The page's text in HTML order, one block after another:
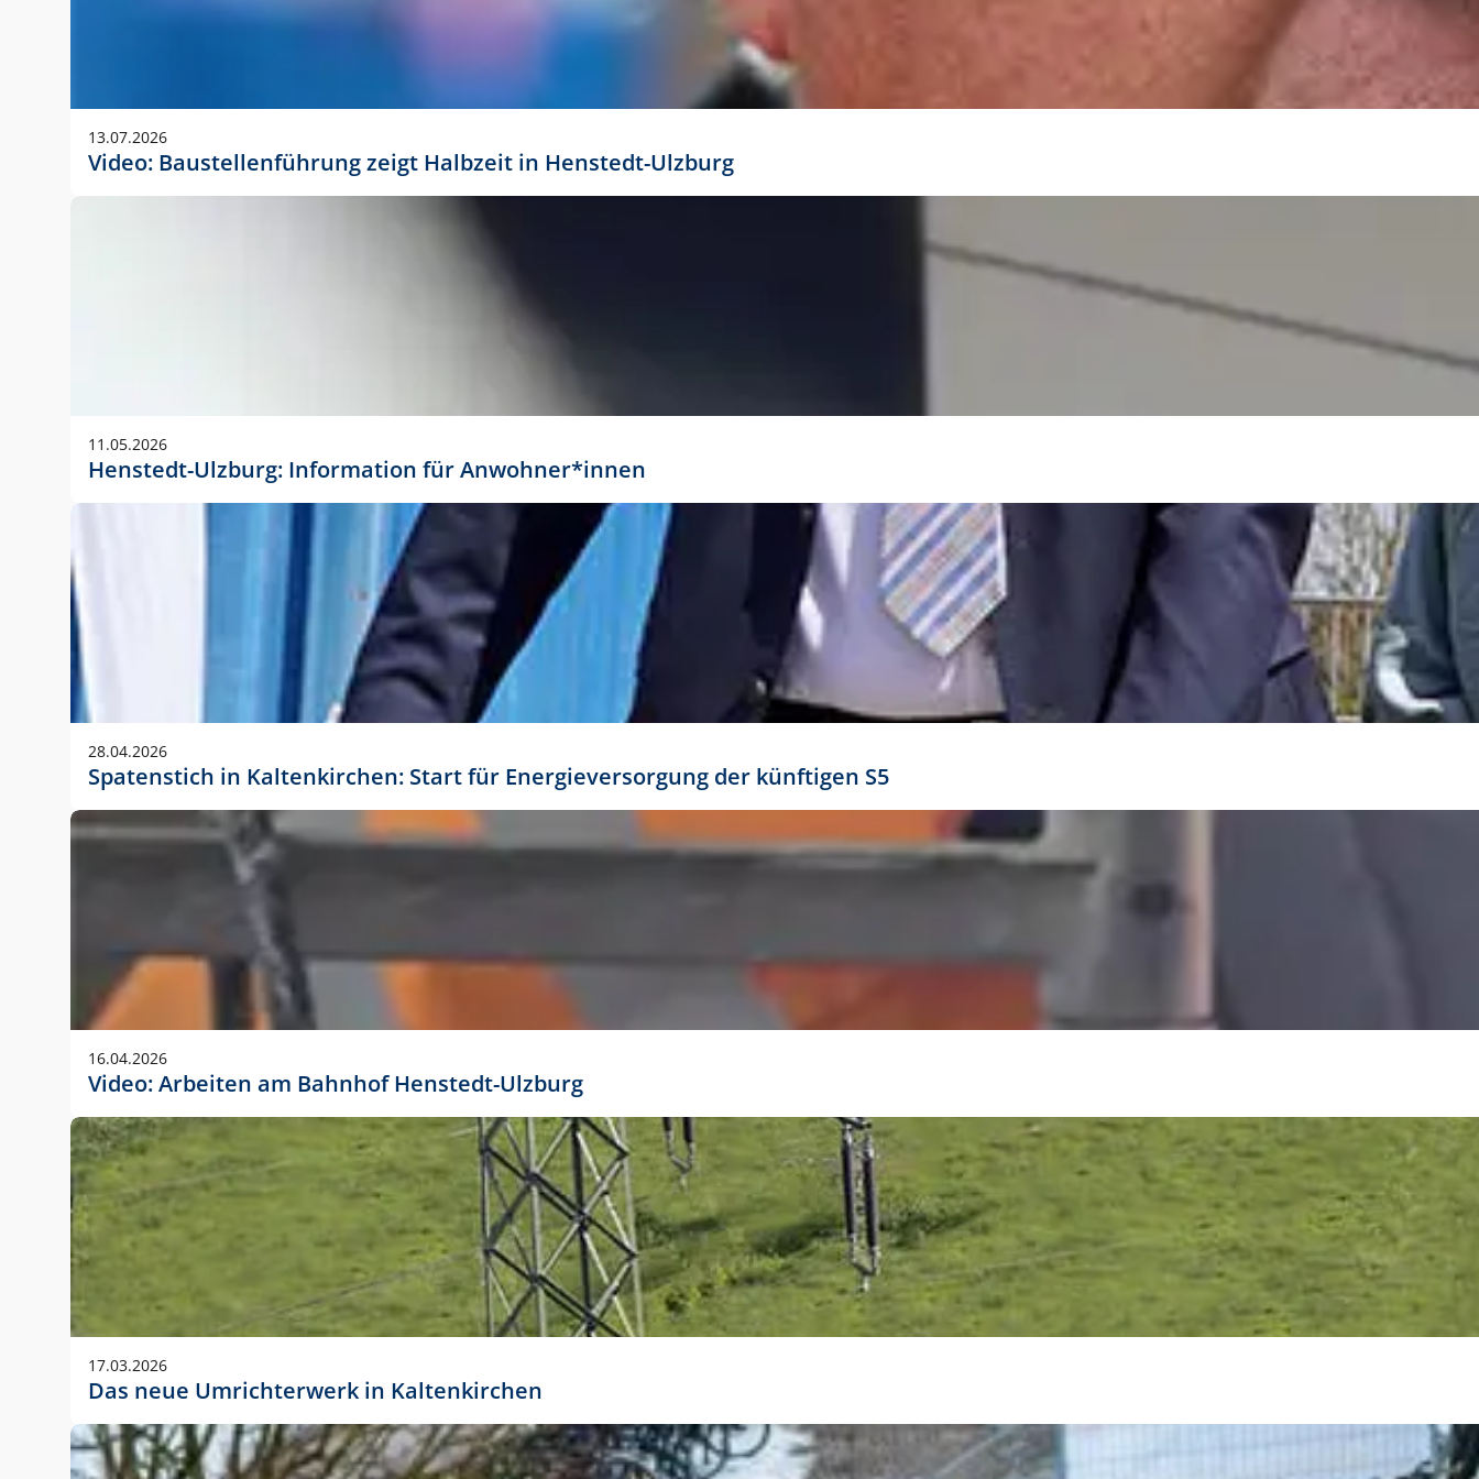
Anwendungsgröße im Layout:
Die Logohöhe beträgt 4 – 10 % der jeweiligen Formathöhe. Daraus ergeben sich für gängige Formate
folgende fest definierte Anwendungsgrößen im Layout:
DIN A3 – 15 mm hoch (5 %)
DIN A1 – 39 mm hoch (5 %)
DIN lang – 10 mm hoch (5 %)
1080 x 1080 px – 78 px hoch (7 %)
In Ausnahmefällen darf das Logo jedoch auch größer oder kleiner gesetzt werden. Dazu bedarf es jedoch
stets der vorherigen Absprache mit der Marketingabteilung.
13.07.2026
Video: Baustellenführung zeigt Halbzeit in Henstedt-Ulzburg
11.05.2026
Henstedt-Ulzburg: Information für Anwohner*innen
28.04.2026
Spatenstich in Kaltenkirchen: Start für Energieversorgung der künftigen S5
16.04.2026
Video: Arbeiten am Bahnhof Henstedt-Ulzburg
17.03.2026
Das neue Umrichterwerk in Kaltenkirchen